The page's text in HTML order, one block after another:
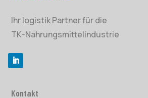
Ihr logistik Partner für die
TK-Nahrungsmittelindustrie
Kontakt